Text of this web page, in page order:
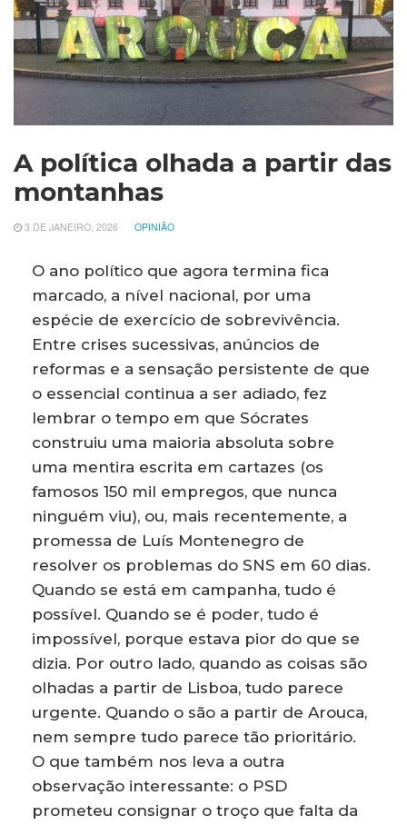
A política olhada a partir das
montanhas
3 DE JANEIRO, 2026 OPINIÃO
O ano político que agora termina fica
marcado, a nível nacional, por uma
espécie de exercício de sobrevivência.
Entre crises sucessivas, anúncios de
reformas e a sensação persistente de que
o essencial continua a ser adiado, fez
lembrar o tempo em que Sócrates
construiu uma maioria absoluta sobre
uma mentira escrita em cartazes (os
famosos 150 mil empregos, que nunca
ninguém viu), ou, mais recentemente, a
promessa de Luís Montenegro de
resolver os problemas do SNS em 60 dias.
Quando se está em campanha, tudo é
possível. Quando se é poder, tudo é
impossível, porque estava pior do que se
dizia. Por outro lado, quando as coisas são
olhadas a partir de Lisboa, tudo parece
urgente. Quando o são a partir de Arouca,
nem sempre tudo parece tão prioritário.
O que também nos leva a outra
observação interessante: o PSD
prometeu consignar o troço que falta da